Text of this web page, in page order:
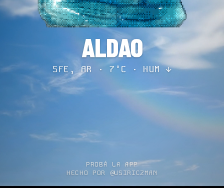
ALDAO
SFE, AR · 7°C · HUM ↓
PROBÁ LA APP
HECHO POR @USIRICZMAN